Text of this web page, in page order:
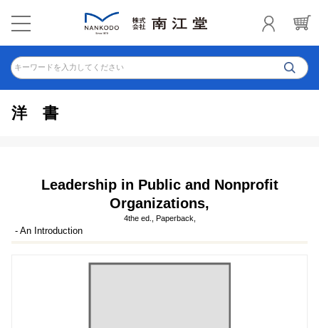
キーワードを入力してください
洋書
Leadership in Public and Nonprofit
Organizations,
4the ed., Paperback,
- An Introduction